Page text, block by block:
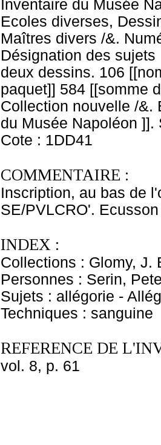
Inventaire du Musée
Ecoles diverses,
Maîtres divers /&.
Désignation des
deux dessins. 106
paquet]] 584 [[somme
Collection nouvelle /&.
du Musée Napoléon
Cote : 1DD41
COMMENTAIRE :
Inscription, au bas de
SE/PVLCRO'.
INDEX :
Collections : Glomy, J.
Personnes : Serin,
Sujets : allégorie -
Techniques : sanguine
REFERENCE DE
vol. 8, p. 61